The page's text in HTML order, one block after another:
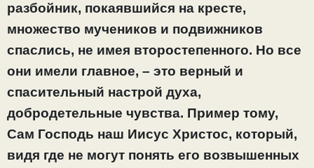
разбойник, покаявшийся на кресте,
множество мучеников и подвижников
спаслись, не имея второстепенного. Но все
они имели главное, – это верный и
спасительный настрой духа,
добродетельные чувства. Пример тому,
Сам Господь наш Иисус Христос, который,
видя где не могут понять его возвышенных